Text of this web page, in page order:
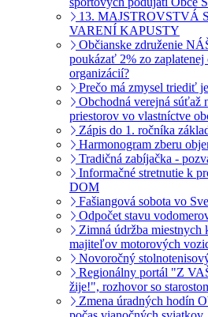
13. MAJSTROVSTVÁ
VARENÍ KAPUSTY
Občianske združenie
poukázať 2% zo
organizácií?
Prečo má zmysel triediť
Obchodná verejná súťaž
priestorov vo vlastníctve
Zápis do 1. ročníka
Harmonogram zberu
Tradičná zabíjačka -
Informačné stretnutie k
DOM
Fašiangová sobota vo
Odpočet stavu
Zimná údržba
majiteľov motorových
Novoročný
Regionálny portál "Z
žije!", rozhovor so
Zmena úradných hodín